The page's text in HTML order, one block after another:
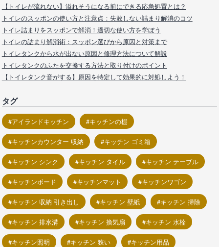
【トイレが流れない】溢れそうになる前にできる応急処置とは？
トイレのスッポンの使い方と注意点：失敗しない詰まり解消のコツ
トイレ詰まりをスッポンで解消！適切な使い方を学ぼう
トイレの詰まり解消術：スッポン選びから原因と対策まで
トイレタンクから水が出ない原因と修理方法について解説
トイレタンクのふたを交換する方法と取り付けのポイント
【トイレタンク音がする】原因を特定して効果的に対処しよう！
タグ
アイランドキッチン キッチンの棚
キッチンカウンター 収納 キッチン ゴミ箱
キッチン シンク キッチン タイル キッチン テーブル
キッチンボード キッチンマット キッチンワゴン
キッチン 収納 引き出し キッチン 壁紙 キッチン 掃除
キッチン 排水溝 キッチン 換気扇 キッチン 水栓
キッチン照明 キッチン 狭い キッチン用品